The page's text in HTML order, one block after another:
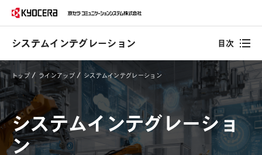
システムインテグレーション 目次
トップ ラインアップ システムインテグレーション
システムインテグレーショ
ン